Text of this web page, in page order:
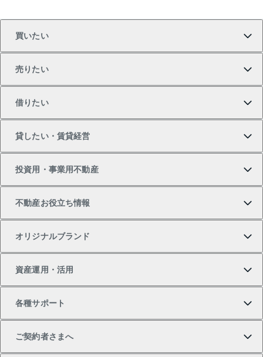
買いたい
新築・分譲マンションの購入
中古マンションの購入
売りたい
マンションの売却・査定
一戸建ての売却・査定
借りたい
借りたいTOP
物件を借りる
貸したい・賃貸経営
貸したいTOP
投資用・事業用不動産
不動産お役立ち情報
オリジナルブランド
一棟リノベーションマンション L`GENTE（ルジェン
テ）
資産運用・活用
各種サポート
ご契約者さまへ